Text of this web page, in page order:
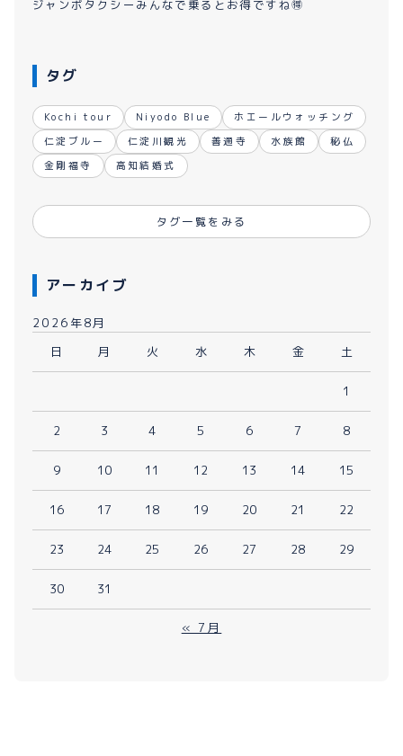
ジャンボタクシーみんなで乗るとお得ですね🉐
タグ
Kochi tour Niyodo Blue
ホエールウォッチング
仁淀ブルー
仁淀川観光 善通寺 水族館
秘仏
金剛福寺
高知結婚式
タグ一覧をみる
アーカイブ
2026年8月
日
月 火 水 木 金 土
1
2 3 4 5 6 7 8
9 10 11 12 13 14 15
16 17 18 19 20 21 22
23 24 25 26 27 28 29
30 31
« 7月